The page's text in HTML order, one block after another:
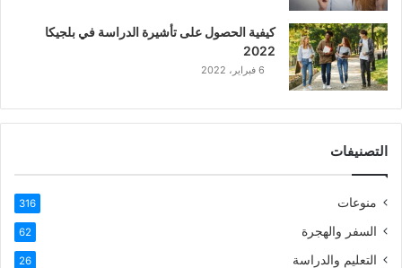
ة
كيفية الحصول على تأشيرة الدراسة في بلجيكا
2022
6 فبراير، 2022
التصنيفات
منوعات 316
السفر والهجرة 62
التعليم والدراسة 26